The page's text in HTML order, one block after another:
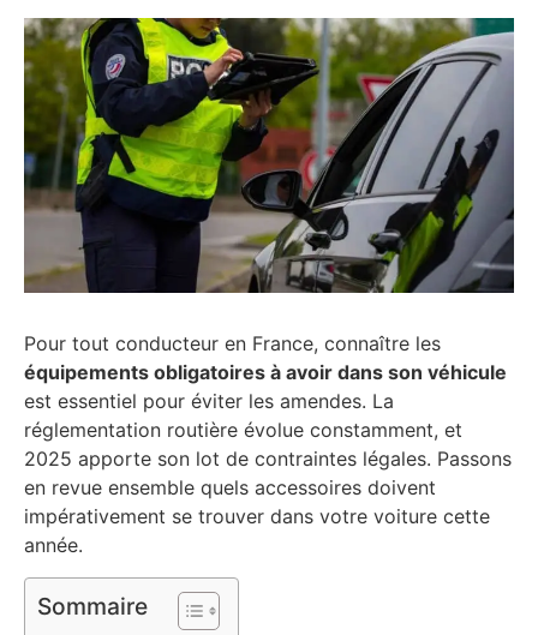
Pour tout conducteur en France, connaître les
équipements obligatoires à avoir dans son véhicule
est essentiel pour éviter les amendes. La
réglementation routière évolue constamment, et
2025 apporte son lot de contraintes légales. Passons
en revue ensemble quels accessoires doivent
impérativement se trouver dans votre voiture cette
année.
Sommaire